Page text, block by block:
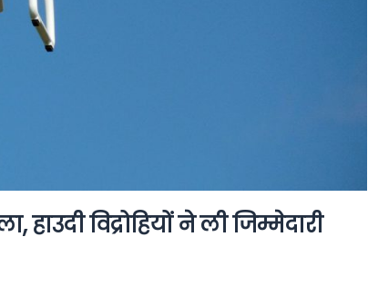
हाउदी विद्रोहियों ने ली जिम्मेदारी